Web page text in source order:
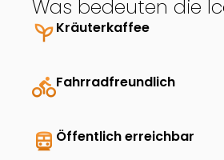
Was bedeuten die
psychiatryKräuterkaffee
directions_bikeFahrradfreundlich
directions_transit Öffentlich erreichbar